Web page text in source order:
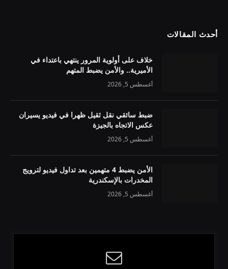
أحدث المقالات
خلاف على أولوية المرور ينتهي باعتداء في
الأميرية.. والأمن يضبط المتهم
أغسطس 5, 2026
ضبط سائقي نقل ثقيل ظهرا في فيديو يسيران
عكس الاتجاه بالجيزة
أغسطس 5, 2026
الأمن يضبط 4 متهمين بعد تداول فيديو لترويج
المخدرات بالإسكندرية
أغسطس 5, 2026